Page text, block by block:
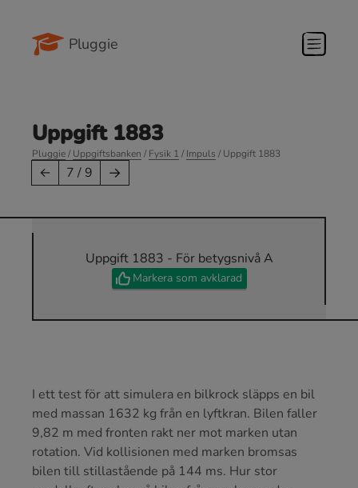
Pluggie
Uppgift 1883
Pluggie/Uppgiftsbanken /Fysik 1 /Impuls / Uppgift 1883
← 7 / 9 →
Uppgift 1883 - För betygsnivå A
Markera som avklarad
I ett test för att simulera en bilkrock släpps en bil
med massan 1632 kg från en lyftkran. Bilen faller
9,82 m med fronten rakt ner mot marken utan
rotation. Vid kollisionen med marken bromsas
bilen till stillastående på 144 ms. Hur stor